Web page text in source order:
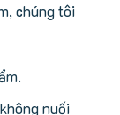
chúng tôi
nuối